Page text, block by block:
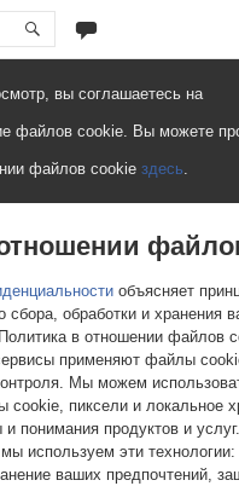
вы соглашаетесь на
файлов cookie. Вы можете
файлов cookie здесь.
объясняет
сбора, обработки и хранения
в отношении файлов
применяют файлы
Мы можем
cookie, пиксели и локальное
понимания продуктов и
используем эти технологии:
ваших предпочтений,